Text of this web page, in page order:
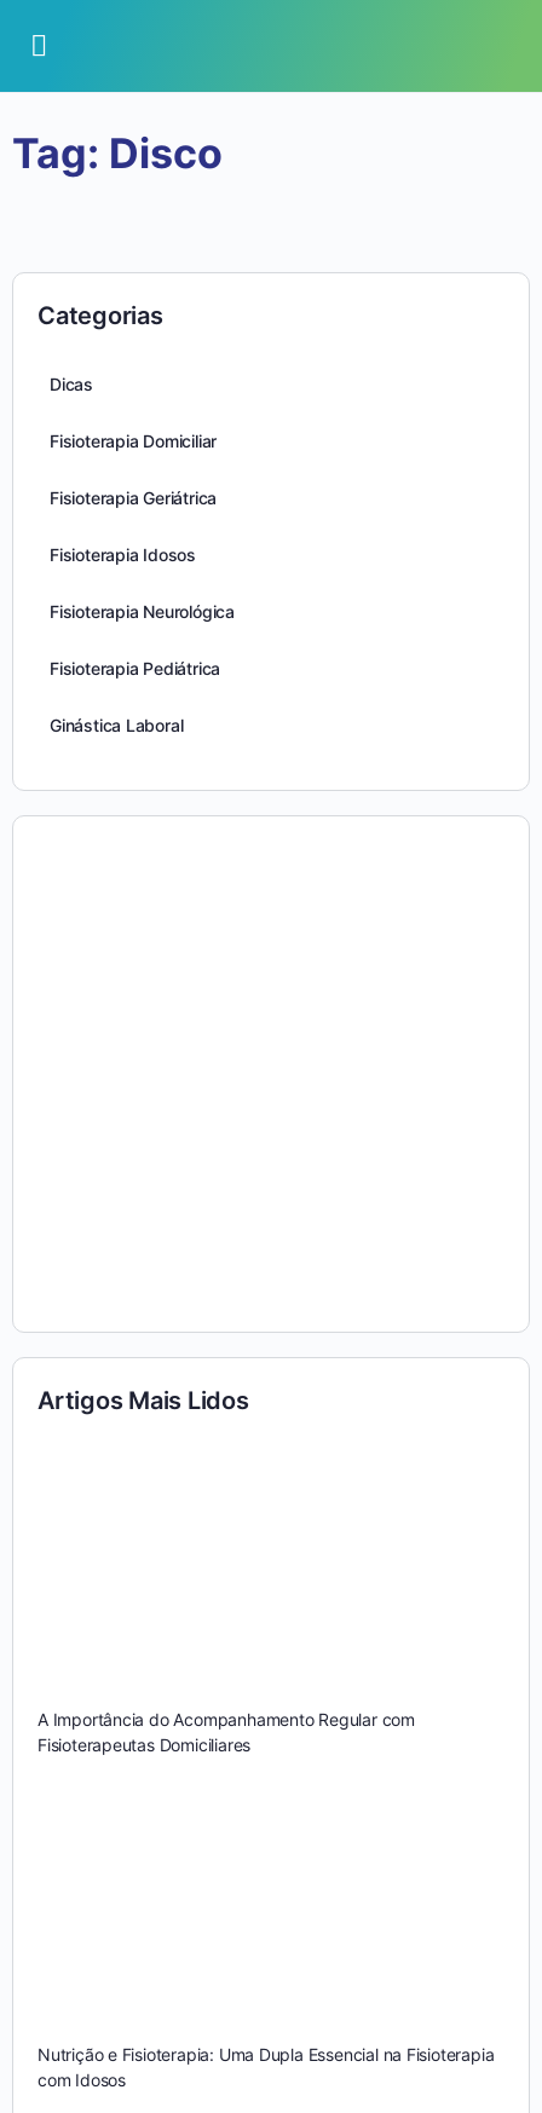
Tag: Disco
Categorias
Dicas
Fisioterapia Domiciliar
Fisioterapia Geriátrica
Fisioterapia Idosos
Fisioterapia Neurológica
Fisioterapia Pediátrica
Ginástica Laboral
Artigos Mais Lidos
A Importância do Acompanhamento Regular com
Fisioterapeutas Domiciliares
Nutrição e Fisioterapia: Uma Dupla Essencial na Fisioterapia
com Idosos